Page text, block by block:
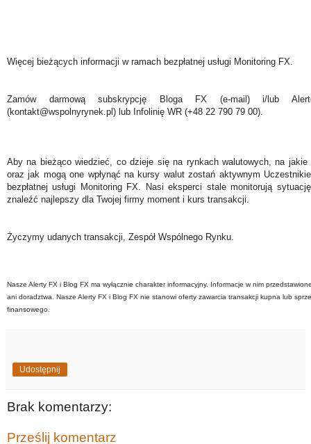
Więcej bieżących informacji w ramach bezpłatnej usługi Monitoring FX.
Zamów darmową subskrypcję Bloga FX (e-mail) i/lub
(kontakt@wspolnyrynek.pl) lub Infolinię WR (+48 22 790 79 00).
Aby na bieżąco wiedzieć, co dzieje się na rynkach walutowych, na
oraz jak mogą one wpłynąć na kursy walut zostań aktywnym
bezpłatnej usługi Monitoring FX. Nasi eksperci stale monitorują
znaleźć najlepszy dla Twojej firmy moment i kurs transakcji.
Życzymy udanych transakcji, Zespół Wspólnego Rynku.
Nasze Alerty FX i Blog FX ma wyłącznie charakter informacyjny. Informacje w nim
ani doradztwa. Nasze Alerty FX i Blog FX nie stanowi oferty zawarcia transakcji kupna lub
finansowego.
Udostępnij
Brak komentarzy:
Prześlij komentarz